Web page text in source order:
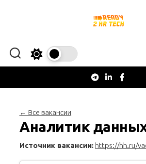
← Все вакансии
Аналитик данных
Источник вакансии: https://hh.ru/